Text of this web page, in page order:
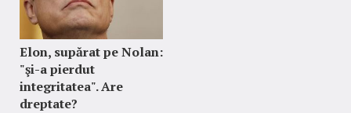
Elon, supărat pe Nolan:
"şi-a pierdut
integritatea". Are
dreptate?